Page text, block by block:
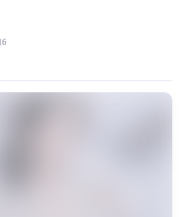
source: https://klrvc.com.